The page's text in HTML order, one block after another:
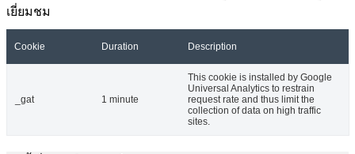
เยี่ยมชม
Cookie Duration Description
_gat 1 minute
This cookie is installed by Google
Universal Analytics to restrain
request rate and thus limit the
collection of data on high traffic
sites.